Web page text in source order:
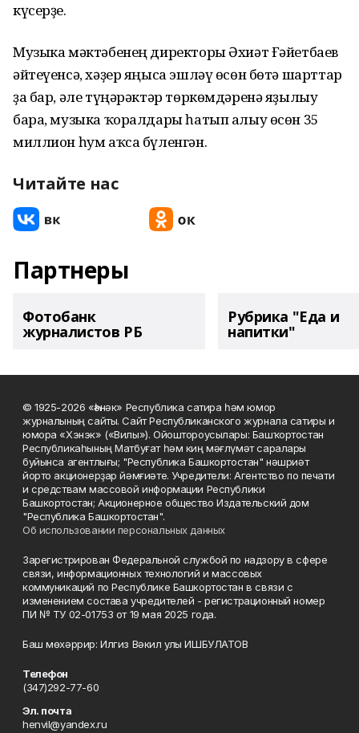
күсерҙе.
Музыка мәктәбенең директоры Әхиәт Ғәйетбаев
әйтеүенсә, хәҙер яңыса эшләү өсөн бөтә шарттар
ҙа бар, әле түңәрәктәр төркөмдәренә яҙылыу
бара, музыка ҡоралдары һатып алыу өсөн 35
миллион һум аҡса бүленгән.
Читайте нас
Партнеры
Фотобанк
журналистов РБ
Рубрика "Еда и
напитки"
© 1925-2026 «Һәнәк» Республика сатира һәм юмор
журналының сайты. Сайт Республиканского журнала сатиры и
юмора «Хэнэк» («Вилы»). Ойоштороусылары: Башҡортостан
Республикаһының Матбуғат һәм киң мәғлүмәт саралары
буйынса агентлығы; "Республика Башкортостан" нәшриәт
йорто акционерҙар йәмғиәте. Учредители: Агентство по печати
и средствам массовой информации Республики
Башкортостан; Акционерное общество Издательский дом
"Республика Башкортостан".
Об использовании персональных данных
Зарегистрирован Федеральной службой по надзору в сфере
связи, информационных технологий и массовых
коммуникаций по Республике Башкортостан в связи с
изменением состава учредителей - регистрационный номер
ПИ № ТУ 02-01753 от 19 мая 2025 года.
Баш мөхәррир: Илгиз Вәкил улы ИШБУЛАТОВ
Телефон
(347)292-77-60
Эл. почта
henvil@yandex.ru